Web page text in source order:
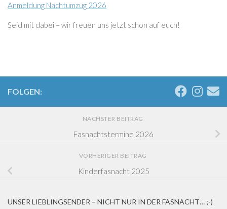
Anmeldung Nachtumzug 2026
Seid mit dabei – wir freuen uns jetzt schon auf euch!
FOLGEN:
NÄCHSTER BEITRAG
Fasnachtstermine 2026
VORHERIGER BEITRAG
Kinderfasnacht 2025
UNSER LIEBLINGSENDER – NICHT NUR IN DER FASNACHT… ;-)